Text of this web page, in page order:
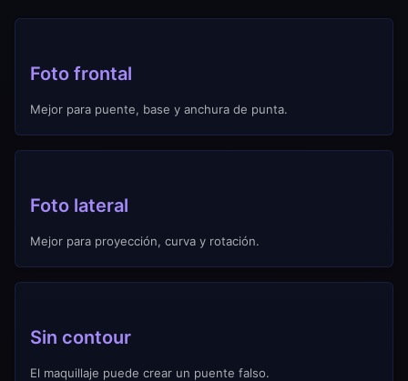
Foto frontal
Mejor para puente, base y anchura de punta.
Foto lateral
Mejor para proyección, curva y rotación.
Sin contour
El maquillaje puede crear un puente falso.